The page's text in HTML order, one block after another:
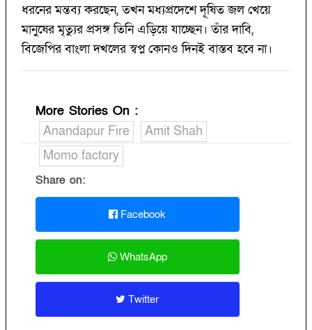
ধরনের মন্তব্য করছেন, তখন মধ্যপ্রদেশে দূষিত জল খেয়ে
মানুষের মৃত্যুর প্রসঙ্গ তিনি এড়িয়ে যাচ্ছেন। তাঁর দাবি,
বিজেপির বাংলা দখলের স্বপ্ন কোনও দিনই বাস্তব হবে না।
More Stories On :
Anandapur Fire
Amit Shah
Momo factory
Share on:
Facebook
WhatsApp
Twitter